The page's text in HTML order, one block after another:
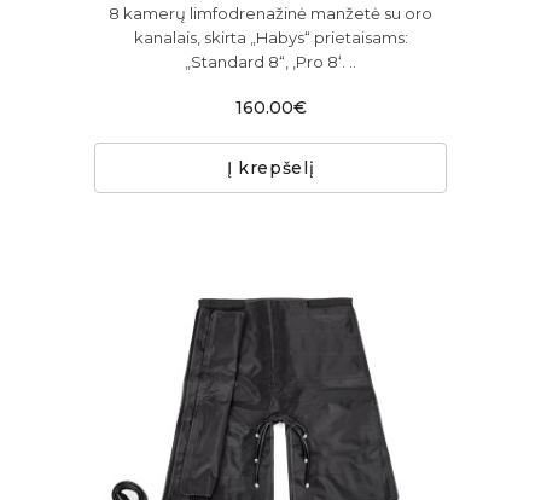
8 kamerų limfodrenažinė manžetė su oro
kanalais, skirta „Habys“ prietaisams:
„Standard 8“, ‚Pro 8‘. ..
160.00€
Į krepšelį